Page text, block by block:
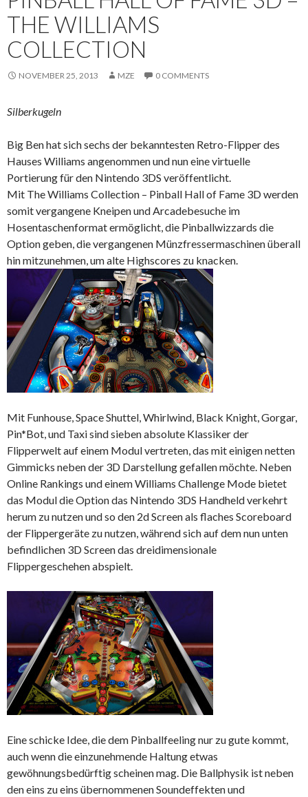
THE WILLIAMS
COLLECTION
NOVEMBER 25, 2013 MZE 0 COMMENTS
Silberkugeln
Big Ben hat sich sechs der bekanntesten Retro-Flipper des
Hauses Williams angenommen und nun eine virtuelle
Portierung für den Nintendo 3DS veröffentlicht.
Mit The Williams Collection – Pinball Hall of Fame 3D werden
somit vergangene Kneipen und Arcadebesuche im
Hosentaschenformat ermöglicht, die Pinballwizzards die
Option geben, die vergangenen Münzfressermaschinen überall
hin mitzunehmen, um alte Highscores zu knacken.
Mit Funhouse, Space Shuttel, Whirlwind, Black Knight, Gorgar,
Pin*Bot, und Taxi sind sieben absolute Klassiker der
Flipperwelt auf einem Modul vertreten, das mit einigen netten
Gimmicks neben der 3D Darstellung gefallen möchte. Neben
Online Rankings und einem Williams Challenge Mode bietet
das Modul die Option das Nintendo 3DS Handheld verkehrt
herum zu nutzen und so den 2d Screen als flaches Scoreboard
der Flippergeräte zu nutzen, während sich auf dem nun unten
befindlichen 3D Screen das dreidimensionale
Flippergeschehen abspielt.
Eine schicke Idee, die dem Pinballfeeling nur zu gute kommt,
auch wenn die einzunehmende Haltung etwas
gewöhnungsbedürftig scheinen mag. Die Ballphysik ist neben
den eins zu eins übernommenen Soundeffekten und